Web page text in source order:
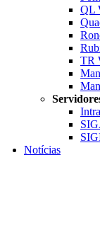
QL
TR
Notícias